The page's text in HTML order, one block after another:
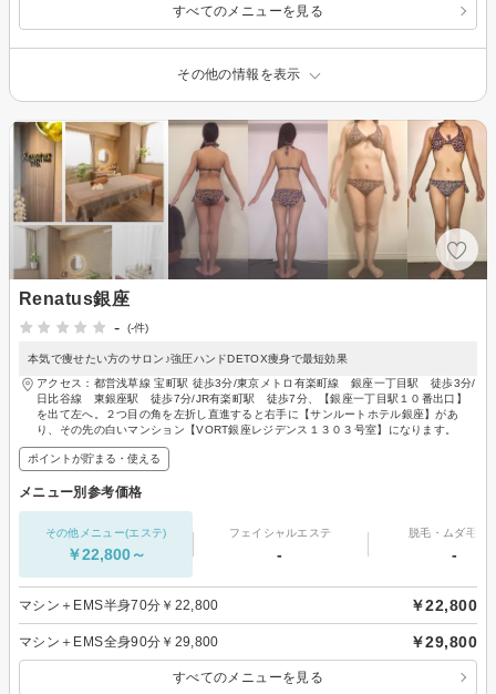
すべてのメニューを見る
その他の情報を表示
Renatus銀座
-
(-件)
本気で痩せたい方のサロン♪強圧ハンドDETOX痩身で最短効果
アクセス：都営浅草線 宝町駅 徒歩3分/東京メトロ有楽町線 銀座一丁目駅 徒歩3分/
日比谷線 東銀座駅 徒歩7分/JR有楽町駅 徒歩7分、【銀座一丁目駅１０番出口】
を出て左へ。２つ目の角を左折し直進すると右手に【サンルートホテル銀座】があ
り、その先の白いマンション【VORT銀座レジデンス１３０３号室】になります。
ポイントが貯まる・使える
メニュー別参考価格
その他メニュー(エステ)
￥22,800～
フェイシャルエステ
-
脱毛・ムダ毛処
-
マシン＋EMS半身70分￥22,800 ￥22,800
マシン＋EMS全身90分￥29,800 ￥29,800
すべてのメニューを見る